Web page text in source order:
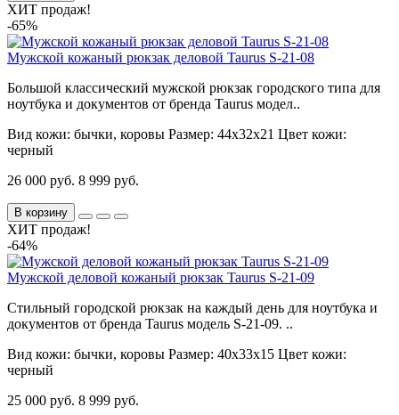
ХИТ продаж!
-65%
Мужской кожаный рюкзак деловой Taurus S-21-08
Большой классический мужской рюкзак городского типа для
ноутбука и документов от бренда Taurus модел..
Вид кожи: бычки, коровы Размер: 44х32х21 Цвет кожи:
черный
26 000 руб. 8 999 руб.
В корзину
ХИТ продаж!
-64%
Мужской деловой кожаный рюкзак Taurus S-21-09
Стильный городской рюкзак на каждый день для ноутбука и
документов от бренда Taurus модель S-21-09. ..
Вид кожи: бычки, коровы Размер: 40х33х15 Цвет кожи:
черный
25 000 руб. 8 999 руб.